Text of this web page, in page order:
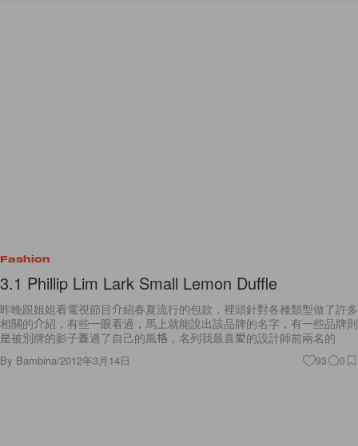
Fashion
3.1 Phillip Lim Lark Small Lemon Duffle
昨晚跟姐姐看電視節目介紹春夏流行的包款，裡頭針對各種類型做了許多
相關的介紹，有些一眼看過，馬上就能說出該品牌的名字，有一些品牌則
是被別牌的影子蓋過了自己的風格，名列我最喜愛的設計師前兩名的
By Bambina/2012年3月14日 93 0